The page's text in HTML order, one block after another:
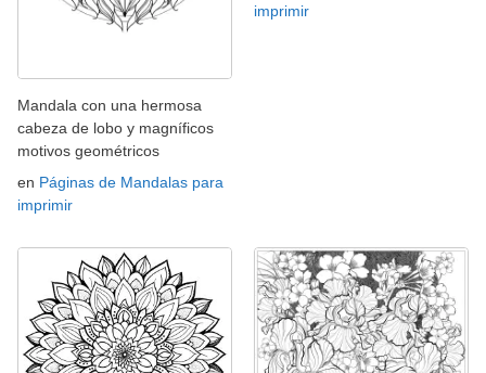
Mandala con una hermosa
cabeza de lobo y magníficos
motivos geométricos
en Páginas de Mandalas para
imprimir
imprimir